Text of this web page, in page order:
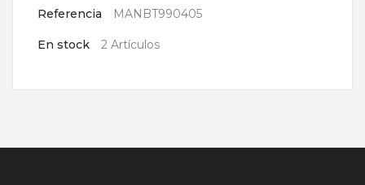
Referencia MANBT990405
En stock 2 Artículos